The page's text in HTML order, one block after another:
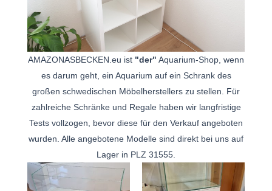
AMAZONASBECKEN.eu ist "der" Aquarium-Shop, wenn
es darum geht, ein Aquarium auf ein Schrank des
großen schwedischen Möbelherstellers zu stellen. Für
zahlreiche Schränke und Regale haben wir langfristige
Tests vollzogen, bevor diese für den Verkauf angeboten
wurden. Alle angebotene Modelle sind direkt bei uns auf
Lager in PLZ 31555.